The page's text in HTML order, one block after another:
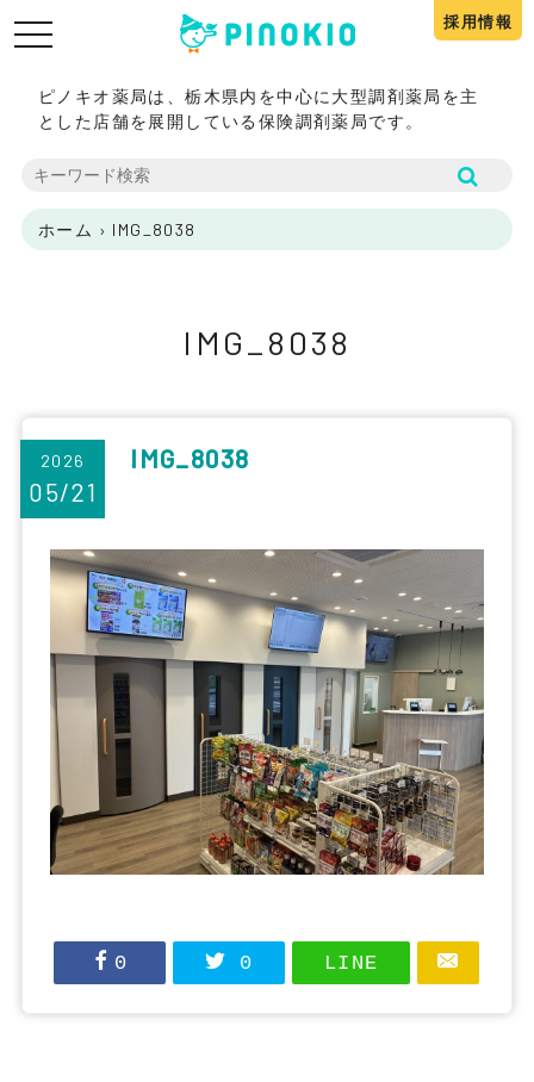
toggle
採用情報
ピノキオ薬局は、栃木県内を中心に大型調剤薬局を主
とした店舗を展開している保険調剤薬局です。
ホーム › IMG_8038
IMG_8038
2026
05/21
IMG_8038
0 0 LINE